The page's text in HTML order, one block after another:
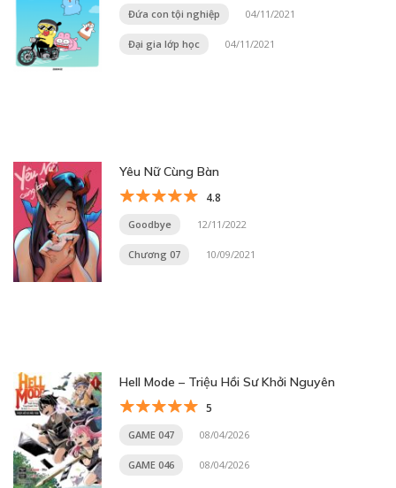
Đứa con tội nghiệp 04/11/2021
Đại gia lớp học 04/11/2021
Yêu Nữ Cùng Bàn
4.8
Goodbye 12/11/2022
Chương 07 10/09/2021
Hell Mode – Triệu Hồi Sư Khởi Nguyên
5
GAME 047 08/04/2026
GAME 046 08/04/2026